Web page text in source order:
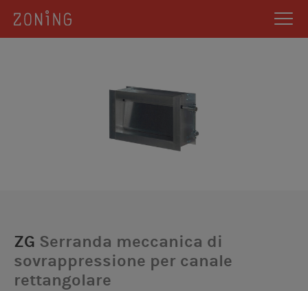
ZG Serranda meccanica di
sovrappressione per canale
rettangolare